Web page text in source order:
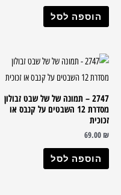
הוספה לסל
2747 – תמונה של של שבט זבולון
מסדרת 12 השבטים על קנבס או
זכוכית
69.00₪
הוספה לסל